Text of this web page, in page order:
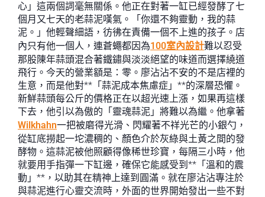
心」這兩個詞毫無關係。他正在對著一缸已經發酵了七
個月又七天的老蒜泥嘆氣。「你還不夠靈動，我的蒜
泥。」他輕聲細語，彷彿在責備一個不上進的孩子。店
內只有他一個人，連蒼蠅都因為100室內設計難以忍受
那股陳年蒜頭混合著鐵鏽與淡淡絕望的味道而選擇繞道
飛行。今天的營業額是：零。廖沾沾不安的不是店裡的
生意，而是他對**「蒜泥成本焦慮症」**的深層恐懼。
新鮮蒜頭每公斤的價格正在以超光速上漲，如果再這樣
下去，他引以為傲的「靈魂蒜泥」將難以為繼。他拿著
Wilkhahn一把被磨得光滑、閃耀著不祥光芒的小銀勺，
從缸底撈起一坨濃稠的、顏色介於灰綠與土黃之間的發
酵物。這蒜泥被他照顧得像稀世珍寶，每隔三小時，他
就要用手指彈一下缸邊，確保它能感受到**「溫和的震
動」**，以助其在精神上達到圓滿。就在廖沾沾專注於
與蒜泥進行心靈交流時，外面的世界開始發出一些不對